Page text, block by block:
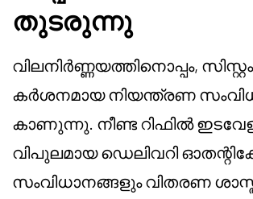
തുടരുന്നു
വിലനിർണ്ണയത്തിനൊപ്പം,
കർശനമായ നിയന്ത്രണ
കാണുന്നു. നീണ്ട റിഫിൽ
വിപുലമായ ഡെലിവറി
സംവിധാനങ്ങളും വിതരണ